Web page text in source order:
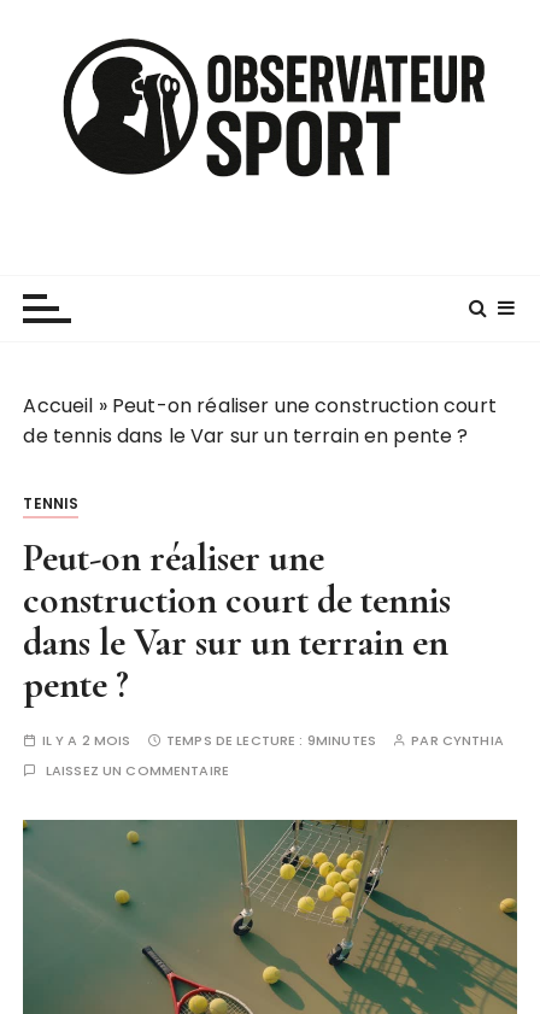
Accueil » Peut-on réaliser une construction court
de tennis dans le Var sur un terrain en pente ?
TENNIS
Peut-on réaliser une
construction court de tennis
dans le Var sur un terrain en
pente ?
IL Y A 2 MOIS TEMPS DE LECTURE : 9MINUTES PAR CYNTHIA
LAISSEZ UN COMMENTAIRE